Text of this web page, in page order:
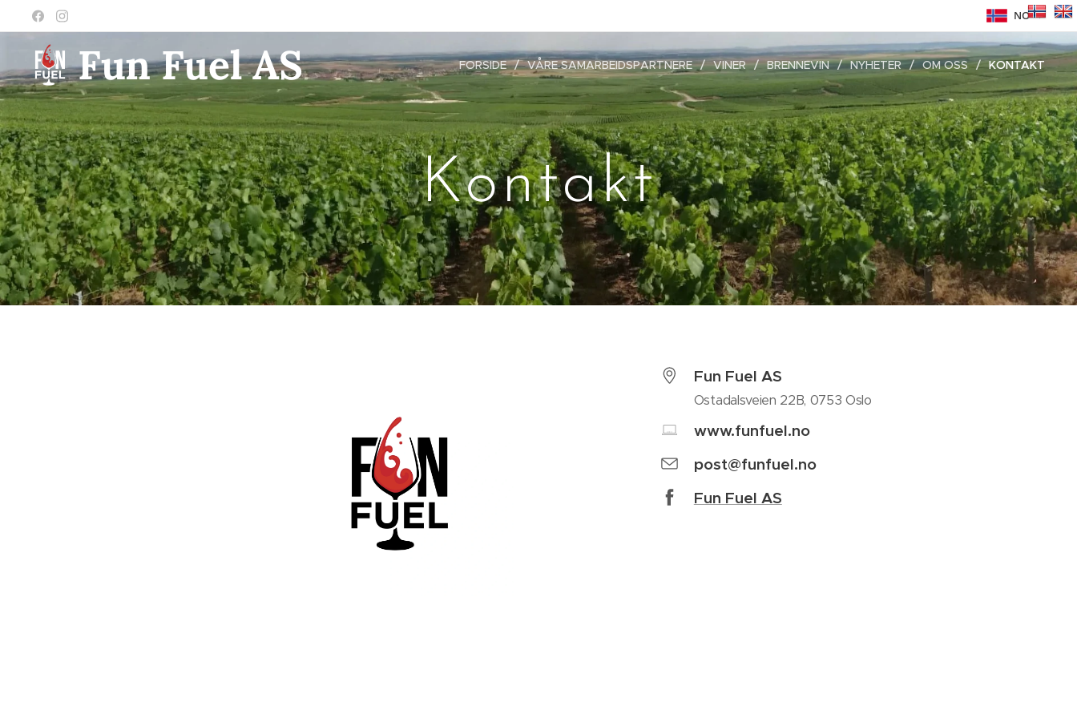
NO
Fun Fuel AS FORSIDE VÅRE SAMARBEIDSPARTNERE VINER BRENNEVIN NYHETER OM OSS KONTAKT
Kontakt
Fun Fuel AS
Ostadalsveien 22B, 0753 Oslo
www.funfuel.no
post@funfuel.no
Fun Fuel AS